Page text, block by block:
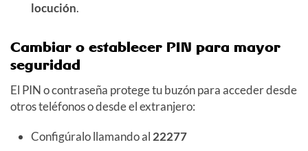
locución.
Cambiar o establecer PIN para mayor
seguridad
El PIN o contraseña protege tu buzón para acceder desde
otros teléfonos o desde el extranjero:
Configúralo llamando al 22277